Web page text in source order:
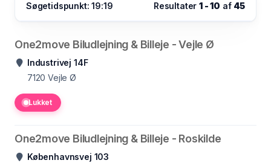
Søgetidspunkt: 19:19 Resultater1 - 10 af 45
One2move Biludlejning & Billeje - Vejle Ø
Industrivej 14F
7120 Vejle Ø
Lukket
One2move Biludlejning & Billeje - Roskilde
Københavnsvej 103